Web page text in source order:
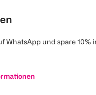
WhatsApp und spare 10%